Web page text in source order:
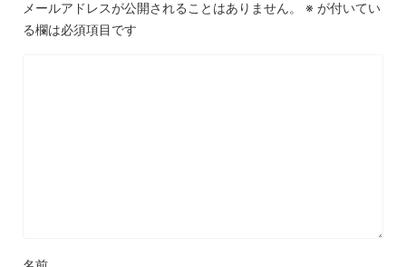
メールアドレスが公開されることはありません。 ※ が付いてい
る欄は必須項目です